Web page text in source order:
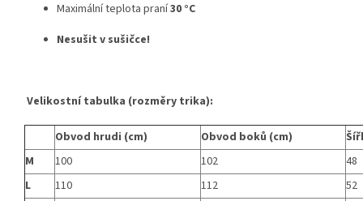
Maximální teplota praní30 °C
Nesušit v sušičce!
Velikostní tabulka (rozměry trika):
Obvod hrudi (cm) Obvod boků (cm)
M
100 102
48
L
110 112
52